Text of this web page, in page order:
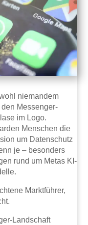
niemandem
Messenger-
im Logo.
Menschen die
um Datenschutz
je – besonders
rund um Metas KI-
Marktführer,
Landschaft